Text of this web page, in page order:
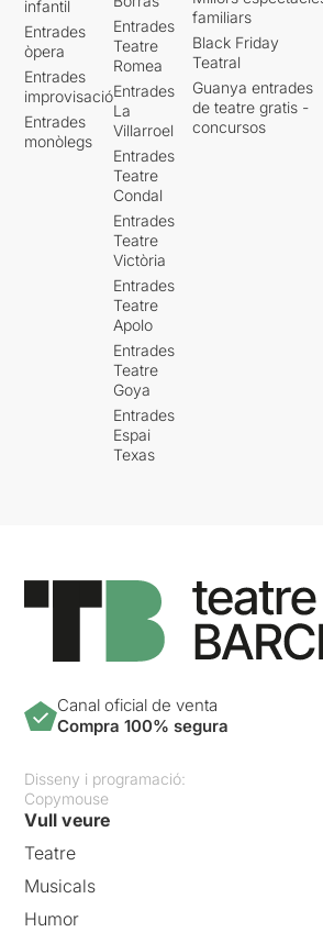
infantil
Entrades
òpera
Entrades
improvisació
Entrades
monòlegs
Entrades
Teatre
Romea
Entrades
La
Villarroel
Entrades
Teatre
Condal
Entrades
Teatre
Victòria
Entrades
Teatre
Apolo
Entrades
Teatre
Goya
Entrades
Espai
Texas
familiars
Black Friday
Teatral
Guanya entrades
de teatre gratis -
concursos
Canal oficial de venta
Compra 100% segura
Disseny i programació:
Copymouse
Vull veure
Teatre
Musicals
Humor